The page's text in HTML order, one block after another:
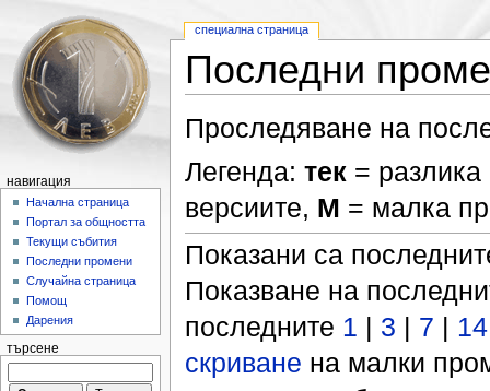
Последни
Проследяване на
Легенда: тек= разлика
версиите, М = малка
Показани са
Показване на
последните 1 | 3 | 7 | 14
скриване на малки
специална страница
навигация
Начална страница
Портал за общността
Текущи събития
Последни промени
Случайна страница
Помощ
Дарения
търсене